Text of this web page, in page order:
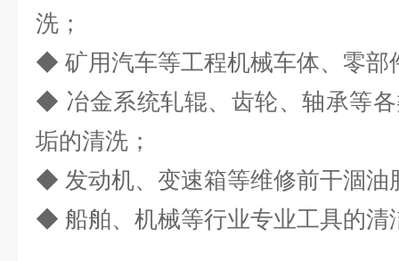
洗；
◆ 矿用汽车等工程机械车体、零部
◆ 冶金系统轧辊、齿轮、轴承等
垢的清洗；
◆ 发动机、变速箱等维修前干涸油
◆ 船舶、机械等行业专业工具的清